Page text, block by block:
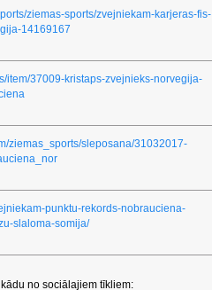
ziemas-sports/zvejniekam-karjeras-fis-
14169167
item/37009-kristaps-zvejnieks-norvegija-
ziemas_sports/sleposana/31032017-
punktu-rekords-nobrauciena-
slaloma-somija/
no sociālajiem tīkliem: